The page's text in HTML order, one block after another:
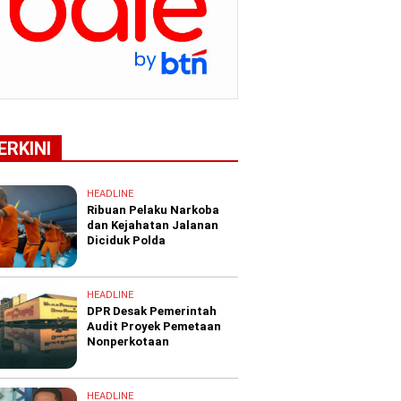
HEADLINE
Ribuan Pelaku Narkoba
dan Kejahatan Jalanan
Diciduk Polda
HEADLINE
DPR Desak Pemerintah
Audit Proyek Pemetaan
Nonperkotaan
HEADLINE